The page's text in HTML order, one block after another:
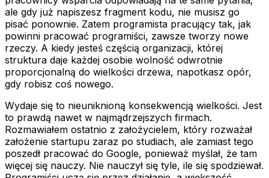
ale gdy już napiszesz fragment kodu, nie musisz go
pisać ponownie. Zatem programista pracujący tak, jak
powinni pracować programiści, zawsze tworzy nowe
rzeczy. A kiedy jesteś częścią organizacji, której
struktura daje każdej osobie wolność odwrotnie
proporcjonalną do wielkości drzewa, napotkasz opór,
gdy robisz coś nowego.
Wydaje się to nieuniknioną konsekwencją wielkości. Jest
to prawdą nawet w najmądrzejszych firmach.
Rozmawiałem ostatnio z założycielem, który rozważał
założenie startupu zaraz po studiach, ale zamiast tego
poszedł pracować do Google, ponieważ myślał, że tam
więcej się nauczy. Nie nauczył się tyle, ile się spodziewał.